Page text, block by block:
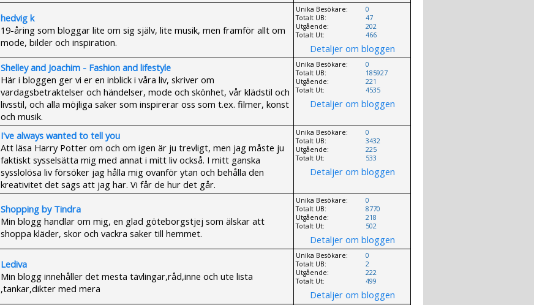
hedvig k
19-åring som bloggar lite om sig själv, lite musik, men framför allt om
mode, bilder och inspiration.
Unika Besökare:
Totalt UB:
Utgående:
Totalt Ut:
0
47
202
466
Detaljer om bloggen
Shelley and Joachim - Fashion and lifestyle
Här i bloggen ger vi er en inblick i våra liv, skriver om
vardagsbetraktelser och händelser, mode och skönhet, vår klädstil och
livsstil, och alla möjliga saker som inspirerar oss som t.ex. filmer, konst
och musik.
Unika Besökare:
Totalt UB:
Utgående:
Totalt Ut:
0
185927
221
4535
Detaljer om bloggen
I've always wanted to tell you
Att läsa Harry Potter om och om igen är ju trevligt, men jag måste ju
faktiskt sysselsätta mig med annat i mitt liv också. I mitt ganska
sysslolösa liv försöker jag hålla mig ovanför ytan och behålla den
kreativitet det sägs att jag har. Vi får de hur det går.
Unika Besökare:
Totalt UB:
Utgående:
Totalt Ut:
0
3432
225
533
Detaljer om bloggen
Shopping by Tindra
Min blogg handlar om mig, en glad göteborgstjej som älskar att
shoppa kläder, skor och vackra saker till hemmet.
Unika Besökare:
Totalt UB:
Utgående:
Totalt Ut:
0
8770
218
502
Detaljer om bloggen
Lediva
Min blogg innehåller det mesta tävlingar,råd,inne och ute lista
,tankar,dikter med mera
Unika Besökare:
Totalt UB:
Utgående:
Totalt Ut:
0
2
222
499
Detaljer om bloggen